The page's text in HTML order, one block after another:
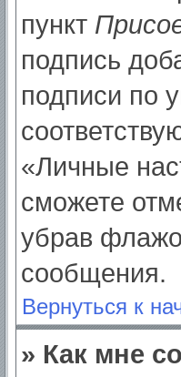
пункт
подпись
подписи по
«Личные
сможете
убрав
сообщения.
Вернуться к
» Как мне